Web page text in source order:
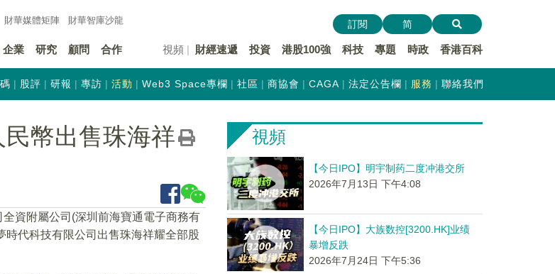
財華媒體矩陣 財華智庫沙龍
企業 研究 顧問 合作 視頻 財經速遞 投資 港股100強 科技 專題 時政 香港百科
訂閱 简
股評 研報 專訪 活動 Web3 Space專欄 社區 商協會 CAGA 法定公告欄 服務 聯絡我們
幣出售珠海祥
資附屬公司(深圳前海寶通電子商務有
時代科技有限公司出售珠海祥耀全部股
視頻
【今日IPO】明宇制药二度冲港交所
2026年7月13日 下午4:08
【今日IPO】大族数控[3200.HK]业绩
暴增反跌
2026年7月24日 下午5:36